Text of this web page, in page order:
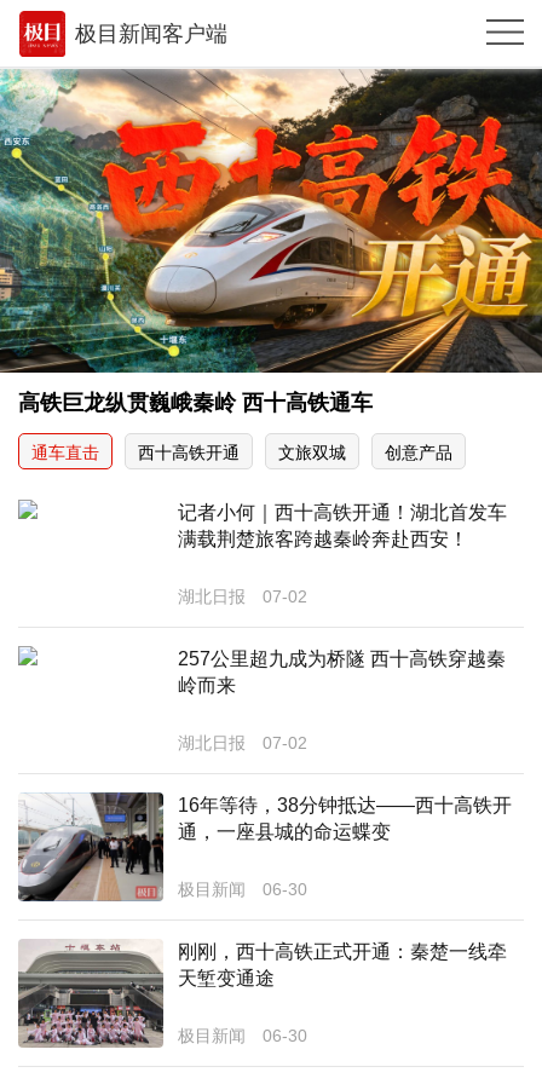
极目新闻客户端
推荐
体育
观点
时政
湖北
武汉
世相
环球
城建
相亲
汽车
房产
消费
创意
高铁巨龙纵贯巍峨秦岭 西十高铁通车
通车直击 西十高铁开通 文旅双城 创意产品
记者小何｜西十高铁开通！湖北首发车
满载荆楚旅客跨越秦岭奔赴西安！
湖北日报 07-02
257公里超九成为桥隧 西十高铁穿越秦
岭而来
湖北日报 07-02
16年等待，38分钟抵达——西十高铁开
通，一座县城的命运蝶变
极目新闻 06-30
刚刚，西十高铁正式开通：秦楚一线牵
天堑变通途
极目新闻 06-30